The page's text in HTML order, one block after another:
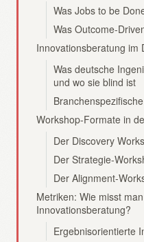
Was Jobs to be
Was Outcome-
Innovationsberatung im
Was deutsche
und wo sie blind ist
Workshop-Formate in
Der Discovery
Der Strategie-
Der Alignment-
Metriken: Wie misst
Innovationsberatung?
Ergebnisorientierte